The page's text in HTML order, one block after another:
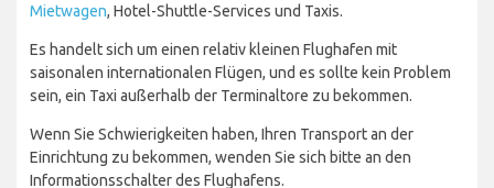
Mietwagen, Hotel-Shuttle-Services und Taxis.
Es handelt sich um einen relativ kleinen Flughafen mit
saisonalen internationalen Flügen, und es sollte kein Problem
sein, ein Taxi außerhalb der Terminaltore zu bekommen.
Wenn Sie Schwierigkeiten haben, Ihren Transport an der
Einrichtung zu bekommen, wenden Sie sich bitte an den
Informationsschalter des Flughafens.